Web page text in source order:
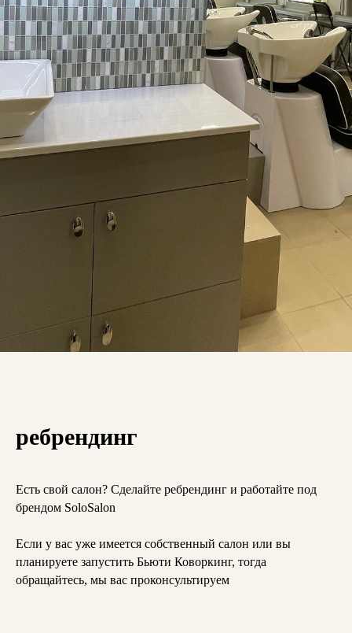
ребрендинг
Есть свой салон? Сделайте ребрендинг и работайте под
брендом SoloSalon
Если у вас уже имеется собственный салон или вы
планируете запустить Бьюти Коворкинг, тогда
обращайтесь, мы вас проконсультируем